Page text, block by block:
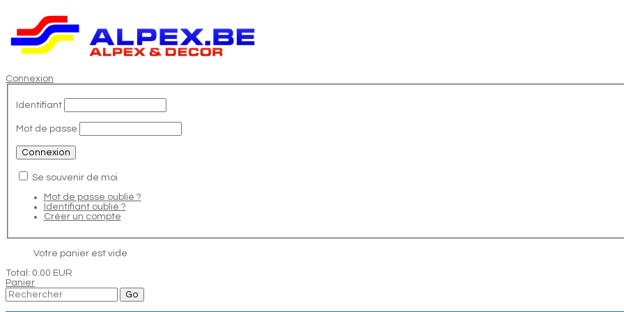
Connexion
Identifiant
Mot de passe
Se souvenir de moi
Mot de passe oublié ?
Identifiant oublié ?
Créer un compte
Votre panier est vide
Total: 0.00 EUR
Panier